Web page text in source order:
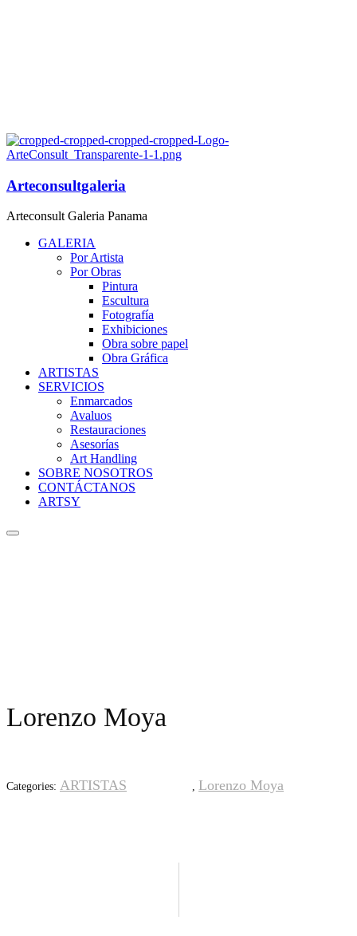
Arteconsultgaleria
Arteconsult Galeria Panama
GALERIA
Por Artista
Por Obras
Pintura
Escultura
Fotografía
Exhibiciones
Obra sobre papel
Obra Gráfica
ARTISTAS
SERVICIOS
Enmarcados
Avaluos
Restauraciones
Asesorías
Art Handling
SOBRE NOSOTROS
CONTÁCTANOS
ARTSY
Lorenzo Moya
Categories: ARTISTAS Lorenzo Moya